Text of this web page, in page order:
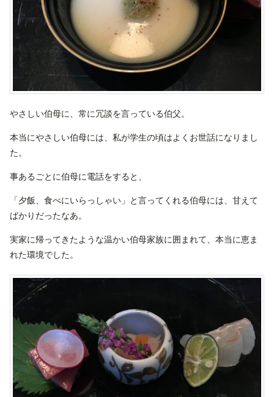
やさしい伯母に、常に冗談を言っている伯父。
本当にやさしい伯母には、私が学生の頃はよくお世話になりまし
た。
事あるごとに伯母に電話をすると、
「夕飯、食べにいらっしゃい」と言ってくれる伯母には、甘えて
ばかりだったなあ。
実家に帰ってきたような温かい伯母家族に囲まれて、本当に恵ま
れた環境でした。